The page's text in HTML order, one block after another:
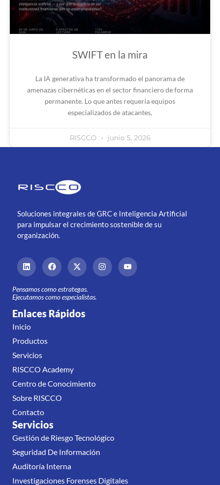
SWIFT en la mira
La IA generativa ha transformado el panorama de
amenazas cibernéticas en el sector financiero de forma
permanente. Lo que antes requería equipos
especializados de atacantes,
RISCCO junio 5, 2026
Soluciones integrales de GRC e Inteligencia Artificial
para impulsar el crecimiento sostenible de su
organización.
Pensamos como estrategas.
Ejecutamos como especialistas.
Enlaces Rápidos
Inicio
Productos
Servicios
RISCCO Academy
Centro de Conocimiento
Sobre RISCCO
Contacto
Servicios
Gestión de Riesgo Tecnológico
Seguridad De Información
Auditoría Interna
Investigaciones Forenses Digitales